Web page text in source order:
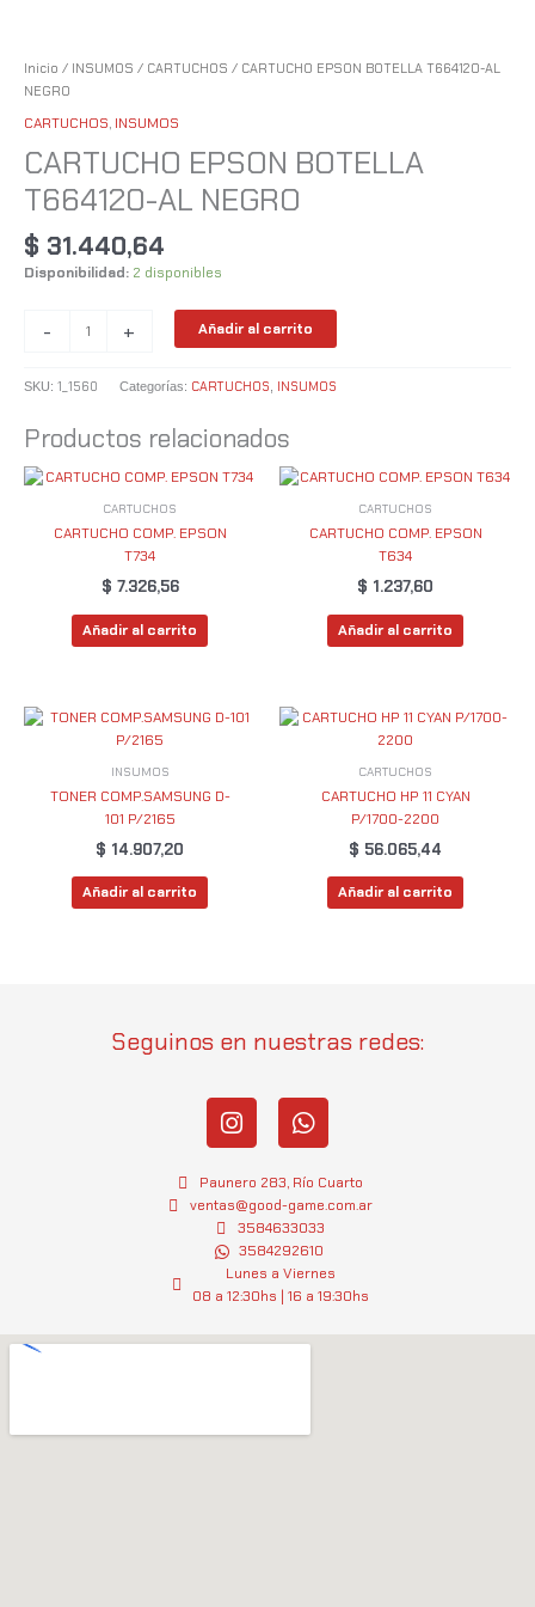
Inicio / INSUMOS / CARTUCHOS / CARTUCHO EPSON BOTELLA T664120-AL
NEGRO
CARTUCHOS, INSUMOS
CARTUCHO EPSON BOTELLA
T664120-AL NEGRO
$ 31.440,64
Disponibilidad: 2 disponibles
- + Añadir al carrito
SKU: 1_1560 Categorías: CARTUCHOS INSUMOS
Productos relacionados
CARTUCHOS
CARTUCHO COMP. EPSON
T734
$ 7.326,56
Añadir al carrito
CARTUCHOS
CARTUCHO COMP. EPSON
T634
$ 1.237,60
Añadir al carrito
INSUMOS
TONER COMP.SAMSUNG D-
101 P/2165
$ 14.907,20
Añadir al carrito
CARTUCHOS
CARTUCHO HP 11 CYAN
P/1700-2200
$ 56.065,44
Añadir al carrito
Seguinos en nuestras redes:
I
n
t
a
g
r
a
m
W
h
t
s
a
p
p
Paunero 283, Río Cuarto
ventas@good-game.com.ar
3584633033
3584292610
Lunes a Viernes
08 a 12:30hs | 16 a 19:30hs